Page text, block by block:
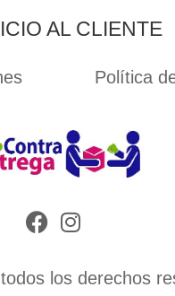
AL CLIENTE
Política
Facebook
Instagram
los derechos